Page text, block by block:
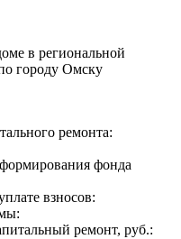
в региональной
городу Омску
ремонта:
фонда
взносов:
ремонт, руб.: